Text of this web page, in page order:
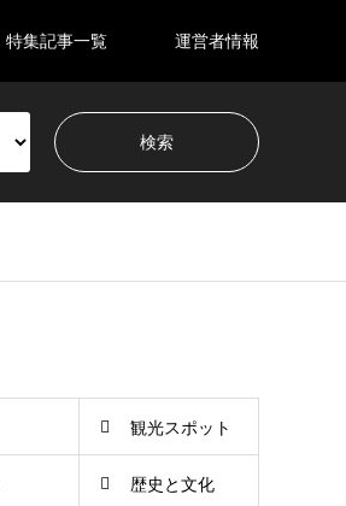
特集記事一覧 運営者情報
観光スポット
歴史と文化